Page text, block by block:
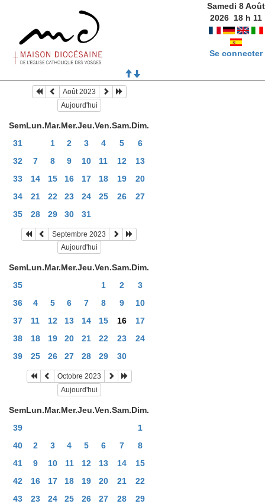
Samedi 8 Août
2026 18h 11
Se connecter
Août 2023
Aujourd'hui
SemLun.Mar.Mer.Jeu.Ven.Sam.Dim.
31
1 2 3 4 5
6
32
7 8 9 10 11 12
13
33
14 15 16 17 18 19
20
34
21 22 23 24 25 26
27
35
28 29 30 31
Septembre 2023
Aujourd'hui
SemLun.Mar.Mer.Jeu.Ven.Sam.Dim.
35
1 2
3
36
4 5 6 7 8 9
10
37
11 12 13 14 15 16
17
38
18 19 20 21 22 23
24
39
25 26 27 28 29 30
Octobre 2023
Aujourd'hui
SemLun.Mar.Mer.Jeu.Ven.Sam.Dim.
39
1
40
2 3 4 5 6 7
8
41
9 10 11 12 13 14
15
42
16 17 18 19 20 21
22
43
23 24 25 26 27 28
29